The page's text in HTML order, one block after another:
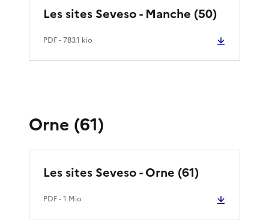
Les sites Seveso - Manche (50)
PDF- 783.1 kio
Orne (61)
Les sites Seveso - Orne (61)
PDF- 1 Mio